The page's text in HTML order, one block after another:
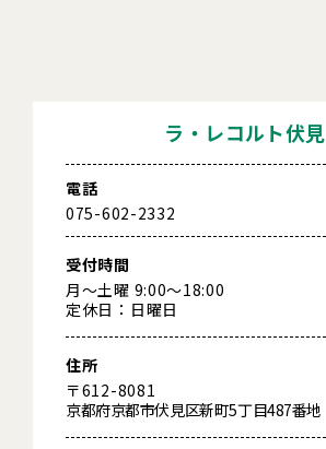
ラ・レコルト伏見
電話
075-602-2332
受付時間
月～土曜 9:00～18:00
定休日：日曜日
住所
〒612-8081
京都府京都市伏見区新町5丁目487番地